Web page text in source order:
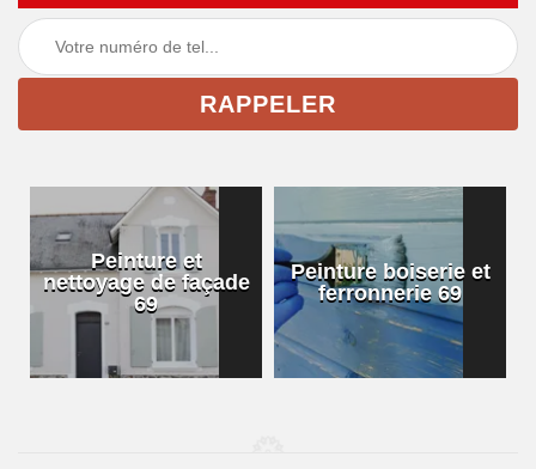
Peinture et
nettoyage de façade
69
Peinture boiserie et
ferronnerie 69